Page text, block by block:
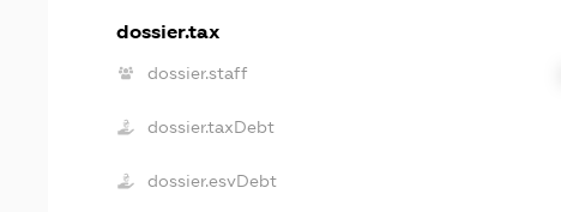
dossier.tax
dossier.staff
dossier.taxDebt
dossier.esvDebt